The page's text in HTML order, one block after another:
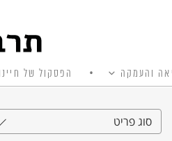
והעמקה הפסקול של חיינו
סוג פריט